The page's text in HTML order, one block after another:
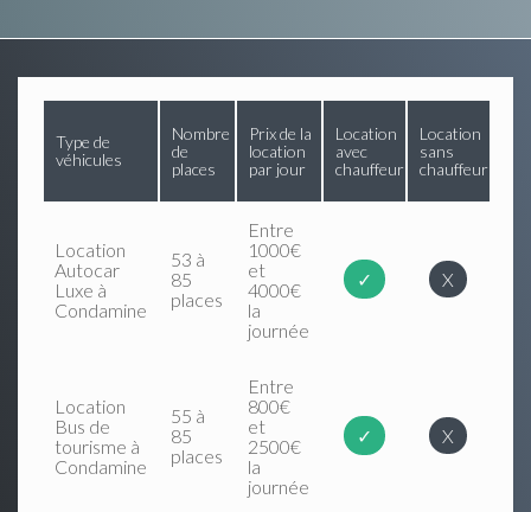
Type de
véhicules
Nombre
de
places
Prix de la
location
par jour
Location
avec
chauffeur
Location
sans
chauffeur
Location
Autocar
Luxe à
Condamine
53 à
85
places
Entre
1000€
et
4000€
la
journée
✓ X
Location
Bus de
tourisme à
Condamine
55 à
85
places
Entre
800€
et
2500€
la
journée
✓ X